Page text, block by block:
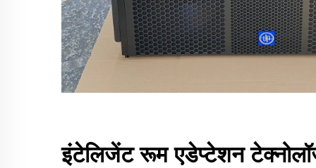
इंटेलिजेंट रूम एडेप्टेशन